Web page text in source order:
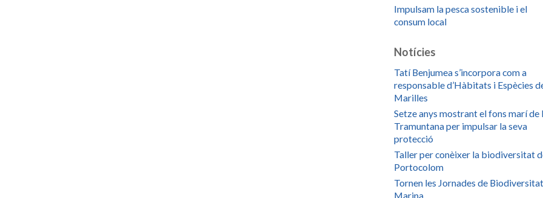
Impulsam la pesca sostenible i el
consum local
Notícies
Tatí Benjumea s’incorpora com a
responsable d’Hàbitats i Espècies
Marilles
Setze anys mostrant el fons marí de
Tramuntana per impulsar la seva
protecció
Taller per conèixer la biodiversitat
Portocolom
Tornen les Jornades de Biodiversitat
Marina